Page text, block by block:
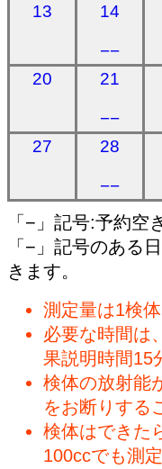
13 14
−−
20
21
−−
27
28
−−
「−」記号:予約
「−」記号のある
きます。
測定量は1検
必要な時間は
果説明時間15
検体の放射能
をお断りする
検体はできた
100ccでも測